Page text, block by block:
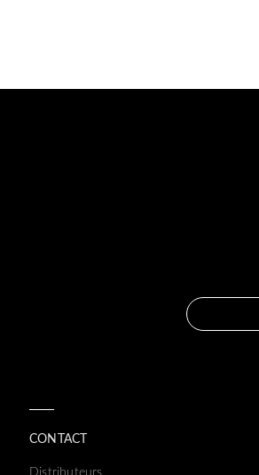
CONTACT
Distributeurs